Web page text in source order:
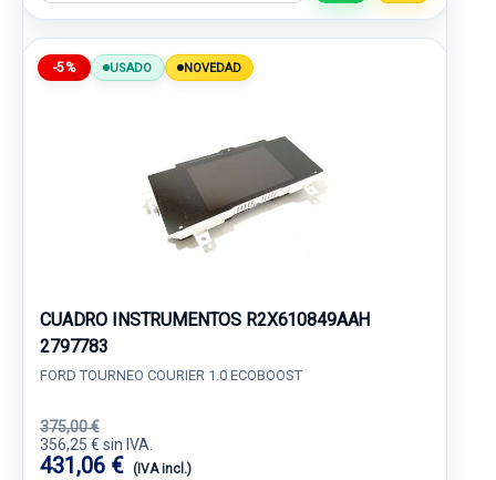
-5% USADO NOVEDAD
CUADRO INSTRUMENTOS R2X610849AAH
2797783
FORD TOURNEO COURIER 1.0 ECOBOOST
375,00 €
356,25 € sin IVA.
431,06 € (IVA incl.)